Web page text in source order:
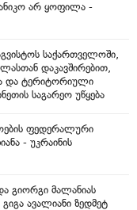
არ ყოფილა -
საქართველოში,
დაკავშირებით,
და ტერიტორიული
საგარეო უწყება
ფედერალური
- უკრაინის
გიორგი მალანიას
ავალიანი ზედმეტ